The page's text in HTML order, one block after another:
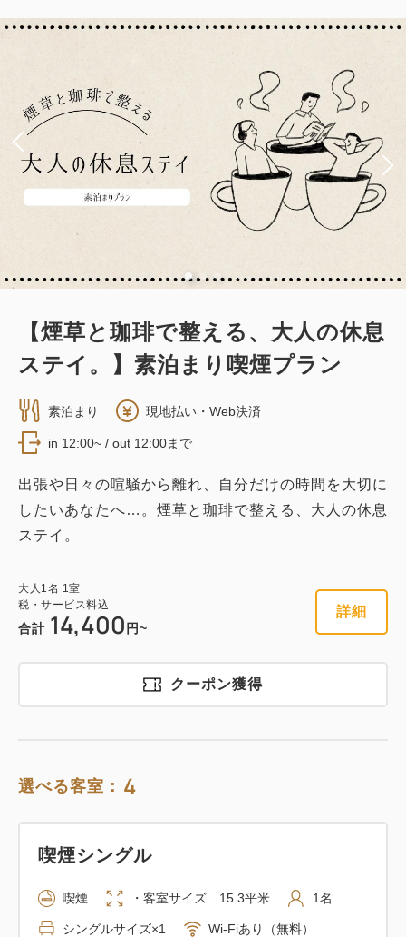
税・サービス料込
会員価格 37,980
大人 1名
税・サービス料込
合計 42,200円
シングルサイズ×2 Wi-Fiあり（無料）
1 詳細 今すぐ予約
【煙草と珈琲で整える、大人の休息
ステイ。】素泊まり喫煙プラン
素泊まり 現地払い・Web決済
in 12:00~ / out 12:00まで
出張や日々の喧騒から離れ、自分だけの時間を大切に
したいあなたへ…。煙草と珈琲で整える、大人の休息
ステイ。
大人 1名 1室
税・サービス料込
合計 14,400 円~
詳細
クーポン獲得
選べる客室： 4
喫煙シングル
喫煙 ・客室サイズ 15.3平米 1名
シングルサイズ×1 Wi-Fiあり（無料）